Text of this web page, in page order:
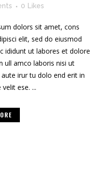
0 Likes
dolors sit amet, cons
elit, sed do eiusmod
ididunt ut labores et dolore
ull amco laboris nisi ut
aute irur tu dolo end erit in
ese. ...